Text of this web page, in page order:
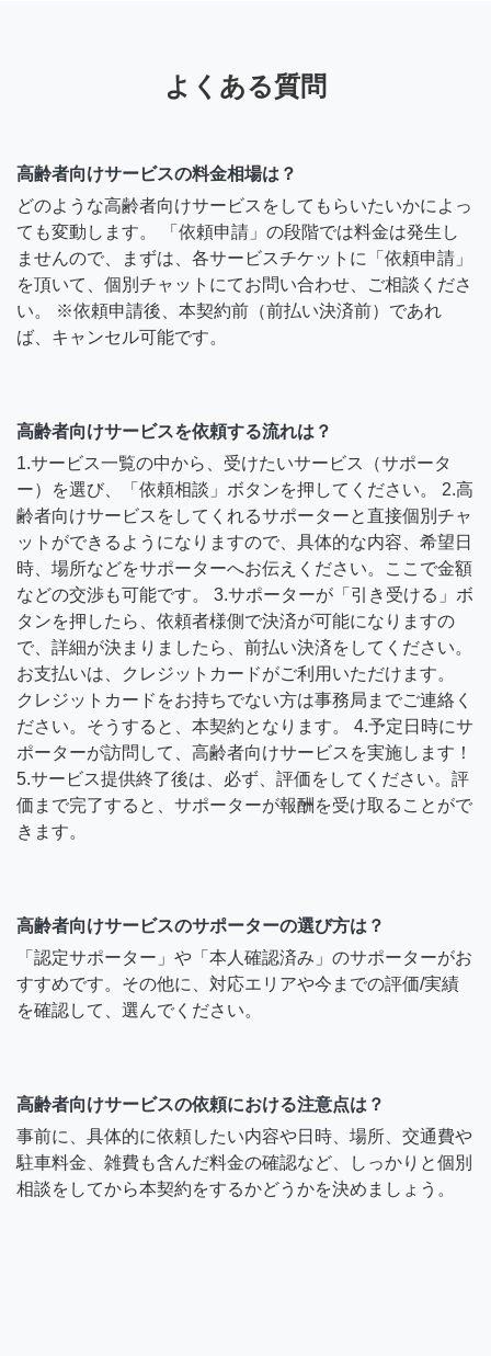
よくある質問
高齢者向けサービスの料金相場は？
どのような高齢者向けサービスをしてもらいたいかによっ
ても変動します。 「依頼申請」の段階では料金は発生し
ませんので、まずは、各サービスチケットに「依頼申請」
を頂いて、個別チャットにてお問い合わせ、ご相談くださ
い。 ※依頼申請後、本契約前（前払い決済前）であれ
ば、キャンセル可能です。
高齢者向けサービスを依頼する流れは？
1.サービス一覧の中から、受けたいサービス（サポータ
ー）を選び、「依頼相談」ボタンを押してください。 2.高
齢者向けサービスをしてくれるサポーターと直接個別チャ
ットができるようになりますので、具体的な内容、希望日
時、場所などをサポーターへお伝えください。ここで金額
などの交渉も可能です。 3.サポーターが「引き受ける」ボ
タンを押したら、依頼者様側で決済が可能になりますの
で、詳細が決まりましたら、前払い決済をしてください。
お支払いは、クレジットカードがご利用いただけます。
クレジットカードをお持ちでない方は事務局までご連絡く
ださい。そうすると、本契約となります。 4.予定日時にサ
ポーターが訪問して、高齢者向けサービスを実施します！
5.サービス提供終了後は、必ず、評価をしてください。評
価まで完了すると、サポーターが報酬を受け取ることがで
きます。
高齢者向けサービスのサポーターの選び方は？
「認定サポーター」や「本人確認済み」のサポーターがお
すすめです。その他に、対応エリアや今までの評価/実績
を確認して、選んでください。
高齢者向けサービスの依頼における注意点は？
事前に、具体的に依頼したい内容や日時、場所、交通費や
駐車料金、雑費も含んだ料金の確認など、しっかりと個別
相談をしてから本契約をするかどうかを決めましょう。